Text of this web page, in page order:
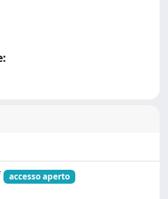
accesso aperto